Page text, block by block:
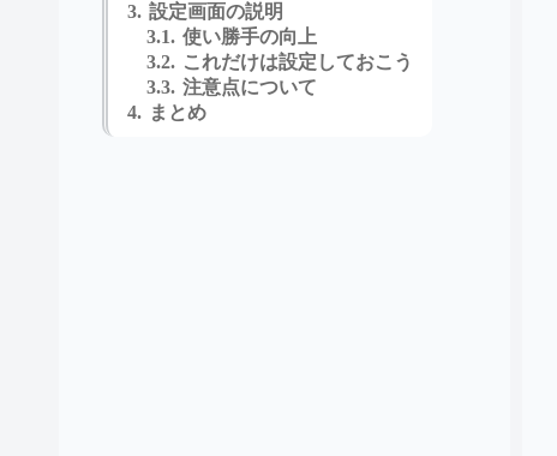
設定画面の説明
使い勝手の向上
これだけは設定しておこう
注意点について
まとめ